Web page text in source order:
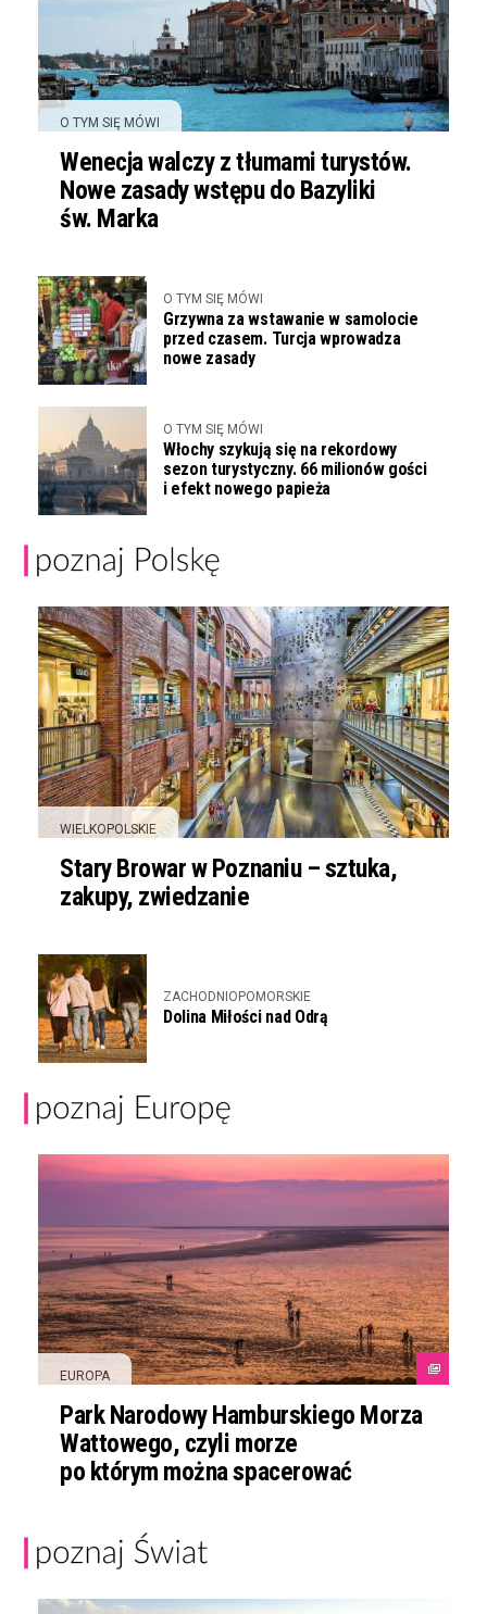
O TYM SIĘ MÓWI
Wenecja walczy z tłumami turystów.
Nowe zasady wstępu do Bazyliki
św. Marka
O TYM SIĘ MÓWI
Grzywna za wstawanie w samolocie
przed czasem. Turcja wprowadza
nowe zasady
O TYM SIĘ MÓWI
Włochy szykują się na rekordowy
sezon turystyczny. 66 milionów gości
i efekt nowego papieża
WIELKOPOLSKIE
Stary Browar w Poznaniu – sztuka,
zakupy, zwiedzanie
ZACHODNIOPOMORSKIE
Dolina Miłości nad Odrą
EUROPA
Park Narodowy Hamburskiego Morza
Wattowego, czyli morze
po którym można spacerować